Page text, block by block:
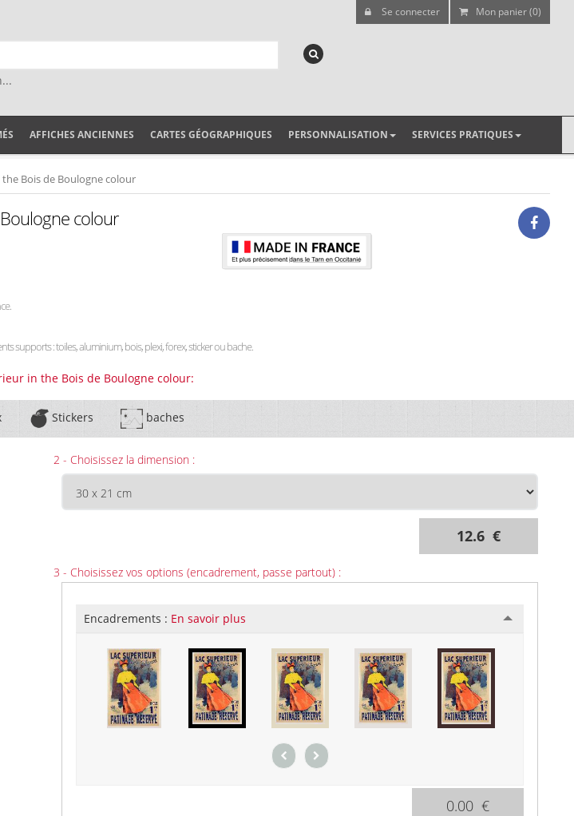
Se connecter Mon panier (0)
AFFICHES ANCIENNES CARTES GÉOGRAPHIQUES PERSONNALISATION SERVICES PRATIQUES
Bois de Boulogne colour
colour
supports : toiles, aluminium, bois, plexi, forex, sticker ou bache.
in the Bois de Boulogne colour:
Stickers baches
2 - Choisissez la dimension :
12.6 €
3 - Choisissez vos options (encadrement, passe partout) :
Encadrements : En savoir plus
0.00 €